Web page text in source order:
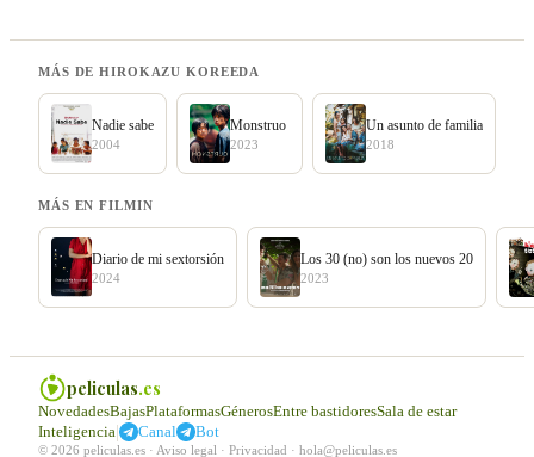
MÁS DE HIROKAZU KOREEDA
Nadie sabe
2004
Monstruo
2023
Un asunto de familia
2018
MÁS EN FILMIN
Diario de mi sextorsión
2024
Los 30 (no) son los nuevos 20
2023
peliculas.es
NovedadesBajasPlataformasGénerosEntre bastidoresSala de estar
Inteligencia| Canal Bot
© 2026 peliculas.es · Aviso legal · Privacidad · hola@peliculas.es